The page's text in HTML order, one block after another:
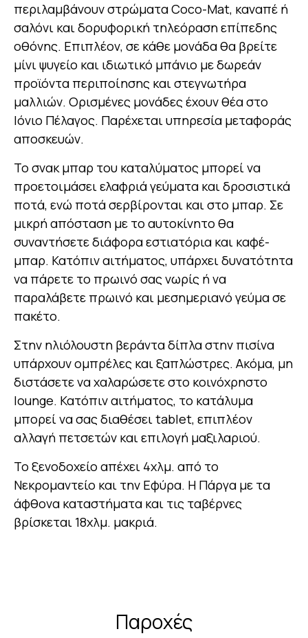
περιλαμβάνουν στρώματα Coco-Mat, καναπέ ή
σαλόνι και δορυφορική τηλεόραση επίπεδης
οθόνης. Επιπλέον, σε κάθε μονάδα θα βρείτε
μίνι ψυγείο και ιδιωτικό μπάνιο με δωρεάν
προϊόντα περιποίησης και στεγνωτήρα
μαλλιών. Ορισμένες μονάδες έχουν θέα στο
Ιόνιο Πέλαγος. Παρέχεται υπηρεσία μεταφοράς
αποσκευών.
Το σνακ μπαρ του καταλύματος μπορεί να
προετοιμάσει ελαφριά γεύματα και δροσιστικά
ποτά, ενώ ποτά σερβίρονται και στο μπαρ. Σε
μικρή απόσταση με το αυτοκίνητο θα
συναντήσετε διάφορα εστιατόρια και καφέ-
μπαρ. Κατόπιν αιτήματος, υπάρχει δυνατότητα
να πάρετε το πρωινό σας νωρίς ή να
παραλάβετε πρωινό και μεσημεριανό γεύμα σε
πακέτο.
Στην ηλιόλουστη βεράντα δίπλα στην πισίνα
υπάρχουν ομπρέλες και ξαπλώστρες. Ακόμα, μη
διστάσετε να χαλαρώσετε στο κοινόχρηστο
lounge. Κατόπιν αιτήματος, το κατάλυμα
μπορεί να σας διαθέσει tablet, επιπλέον
αλλαγή πετσετών και επιλογή μαξιλαριού.
Το ξενοδοχείο απέχει 4χλμ. από το
Νεκρομαντείο και την Εφύρα. Η Πάργα με τα
άφθονα καταστήματα και τις ταβέρνες
βρίσκεται 18χλμ. μακριά.
Παροχές